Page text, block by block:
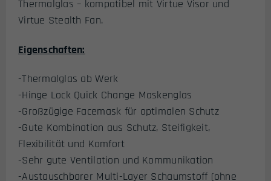
Thermalglas – kompatibel mit Virtue Visor und
Virtue Stealth Fan.
Eigenschaften:
-Thermalglas ab Werk
-Hinge Lock Quick Change Maskenglas
-Großzügige Facemask für optimalen Schutz
-Gute Kombination aus Schutz, Steifigkeit,
Flexibilität und Komfort
-Sehr gute Ventilation und Kommunikation
-Austauschbarer Multi-Layer Schaumstoff (ohne